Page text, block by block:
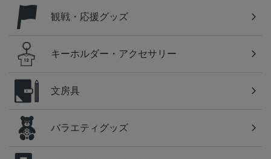
観戦・応援グッズ
キーホルダー・アクセサリー
文房具
バラエティグッズ